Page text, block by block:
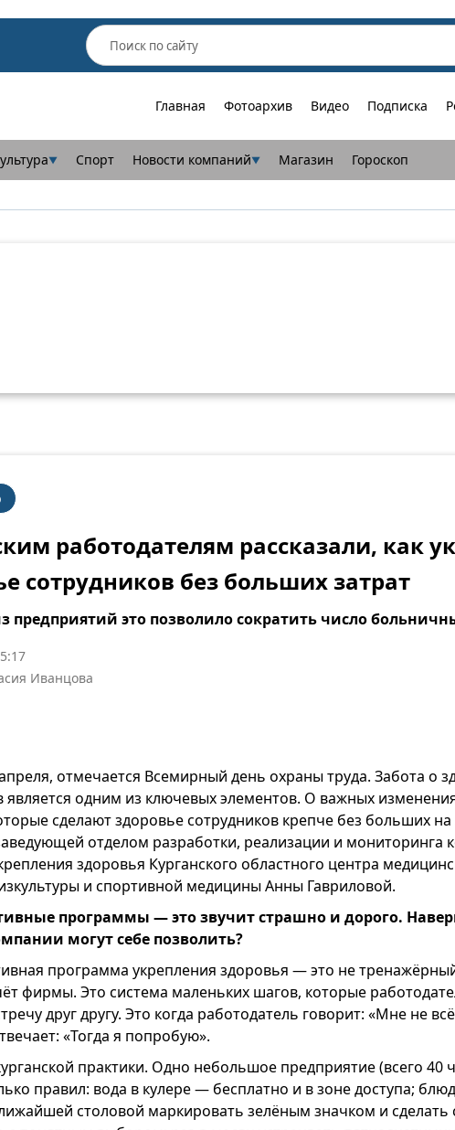
Главная Фотоархив Видео Подписка
▼ Спорт Новости компаний▼ Магазин Гороскоп
работодателям рассказали, как
сотрудников без больших затрат
предприятий это позволило сократить число
Иванцова
отмечается Всемирный день охраны труда. Забота о
является одним из ключевых элементов. О важных
сделают здоровье сотрудников крепче без больших на
отделом разработки, реализации и мониторинга
здоровья Курганского областного центра
и спортивной медицины Анны Гавриловой.
программы — это звучит страшно и дорого.
могут себе позволить?
программа укрепления здоровья — это не
фирмы. Это система маленьких шагов, которые
друг другу. Это когда работодатель говорит: «Мне не
«Тогда я попробую».
практики. Одно небольшое предприятие (всего 40
правил: вода в кулере — бесплатно и в зоне доступа;
столовой маркировать зелёным значком и сделать